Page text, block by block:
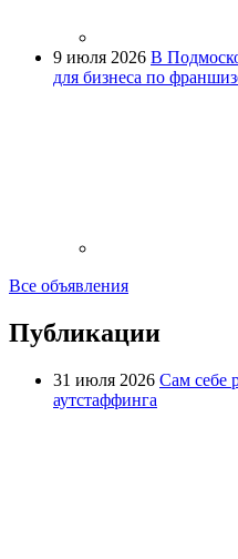
9 июля 2026 В
для бизнеса по
Все объявления
Публикации
31 июля 2026 Сам себе
аутстаффинга